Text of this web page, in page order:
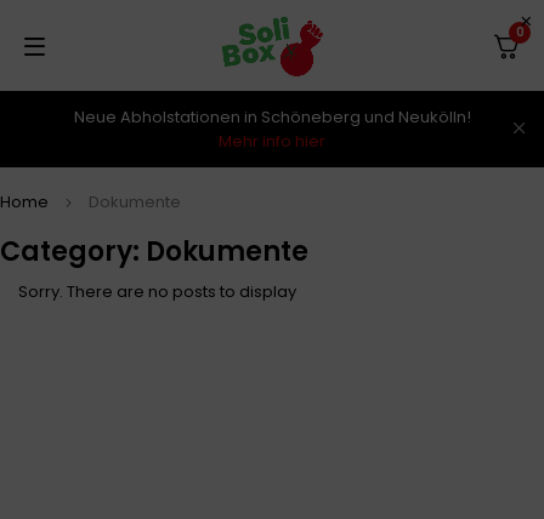
Neue Abholstationen in Schöneberg und Neukölln!
Mehr info hier
0
Category: Dokumente
Home Dokumente
Sorry. There are no posts to display